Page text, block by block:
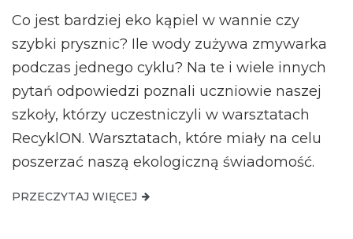
Co jest bardziej eko kąpiel w wannie czy
szybki prysznic? Ile wody zużywa zmywarka
podczas jednego cyklu? Na te i wiele innych
pytań odpowiedzi poznali uczniowie naszej
szkoły, którzy uczestniczyli w warsztatach
RecyklON. Warsztatach, które miały na celu
poszerzać naszą ekologiczną świadomość.
PRZECZYTAJ WIĘCEJ